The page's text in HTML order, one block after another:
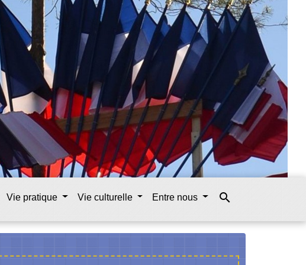
Vie pratique Vie culturelle Entre nous search